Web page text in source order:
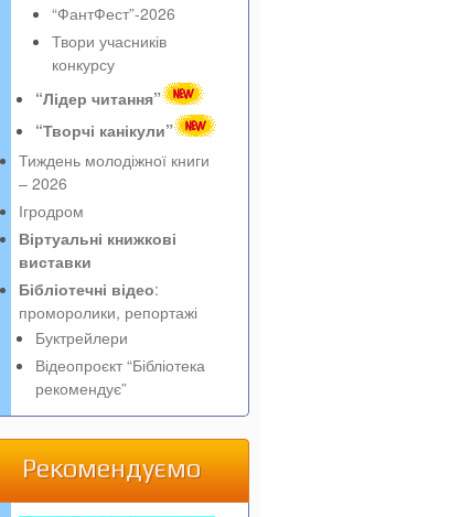
“ФантФест”-2026
Твори учасників
конкурсу
“Лідер читання”
“Творчі канікули”
Тиждень молодіжної книги
– 2026
Ігродром
Віртуальні книжкові
виставки
Бібліотечні відео:
проморолики, репортажі
Буктрейлери
Відеопроєкт “Бібліотека
рекомендує”
Рекомендуємо